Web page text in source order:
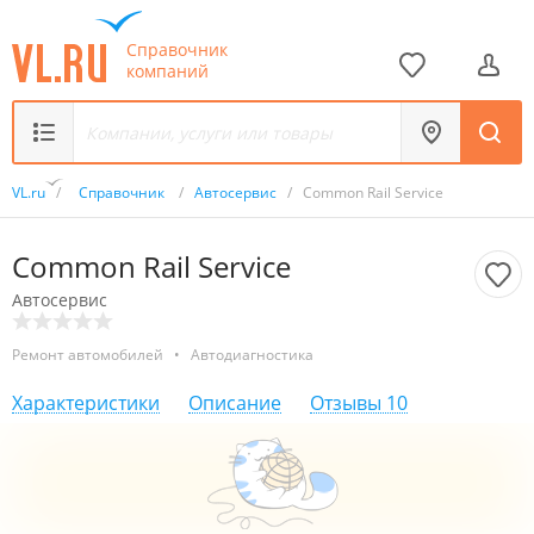
Справочник
компаний
VL.ru / Справочник / Автосервис / Common Rail Service
Common Rail Service
Автосервис
Ремонт автомобилей • Автодиагностика
Характеристики Описание Отзывы 10